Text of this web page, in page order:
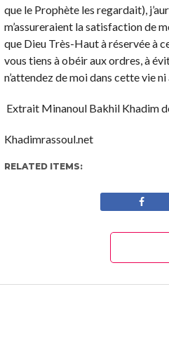
que le Prophète les regardait),
m’assureraient la satisfaction de
que Dieu Très-Haut à réservée à
vous tiens à obéir aux ordres, à
n’attendez de moi dans cette vie
Extrait Minanoul Bakhil Khadim
Khadimrassoul.net
RELATED ITEMS: